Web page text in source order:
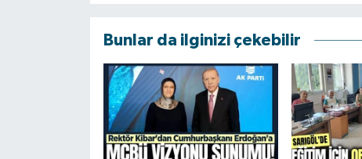
Bunlar da ilginizi çekebilir